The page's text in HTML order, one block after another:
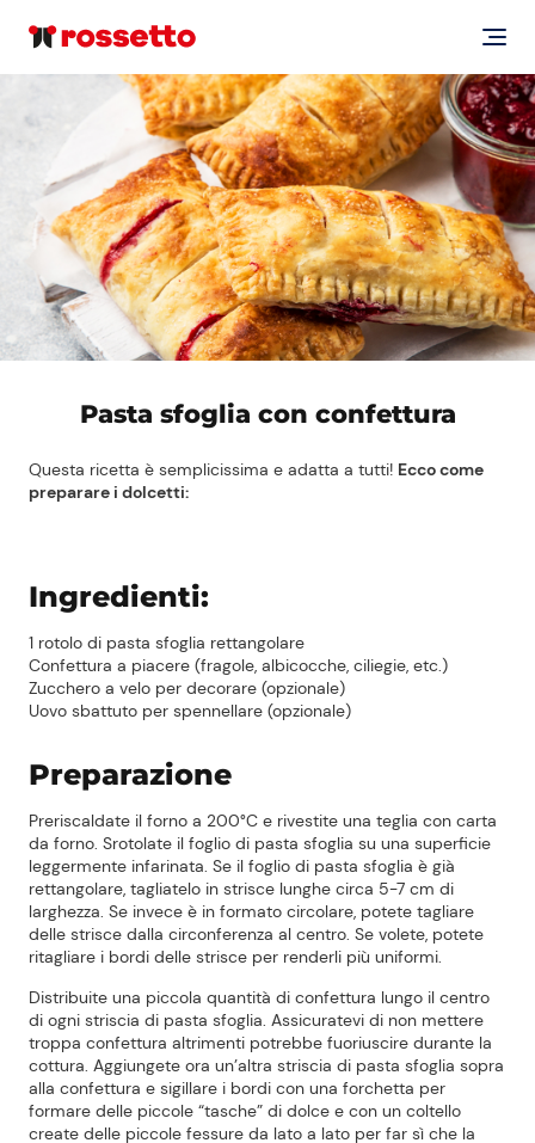
Pasta sfoglia con confettura
Questa ricetta è semplicissima e adatta a tutti! Ecco come
preparare i dolcetti:
Ingredienti:
1 rotolo di pasta sfoglia rettangolare
Confettura a piacere (fragole, albicocche, ciliegie, etc.)
Zucchero a velo per decorare (opzionale)
Uovo sbattuto per spennellare (opzionale)
Preparazione
Preriscaldate il forno a 200°C e rivestite una teglia con carta
da forno. Srotolate il foglio di pasta sfoglia su una superficie
leggermente infarinata. Se il foglio di pasta sfoglia è già
rettangolare, tagliatelo in strisce lunghe circa 5-7 cm di
larghezza. Se invece è in formato circolare, potete tagliare
delle strisce dalla circonferenza al centro. Se volete, potete
ritagliare i bordi delle strisce per renderli più uniformi.
Distribuite una piccola quantità di confettura lungo il centro
di ogni striscia di pasta sfoglia. Assicuratevi di non mettere
troppa confettura altrimenti potrebbe fuoriuscire durante la
cottura. Aggiungete ora un’altra striscia di pasta sfoglia sopra
alla confettura e sigillare i bordi con una forchetta per
formare delle piccole “tasche” di dolce e con un coltello
create delle piccole fessure da lato a lato per far sì che la